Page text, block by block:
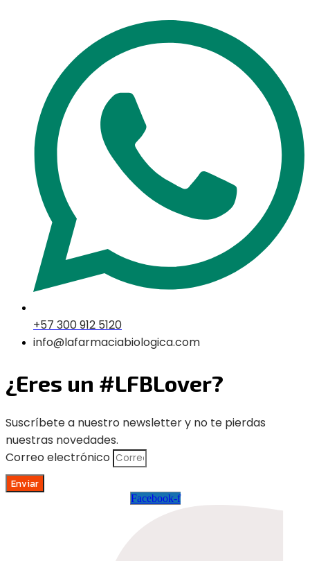
+57 300 912 5120
info@lafarmaciabiologica.com
¿Eres un #LFBLover?
Suscríbete a nuestro newsletter y no te pierdas
nuestras novedades.
Correo electrónico
Enviar
Facebook-f